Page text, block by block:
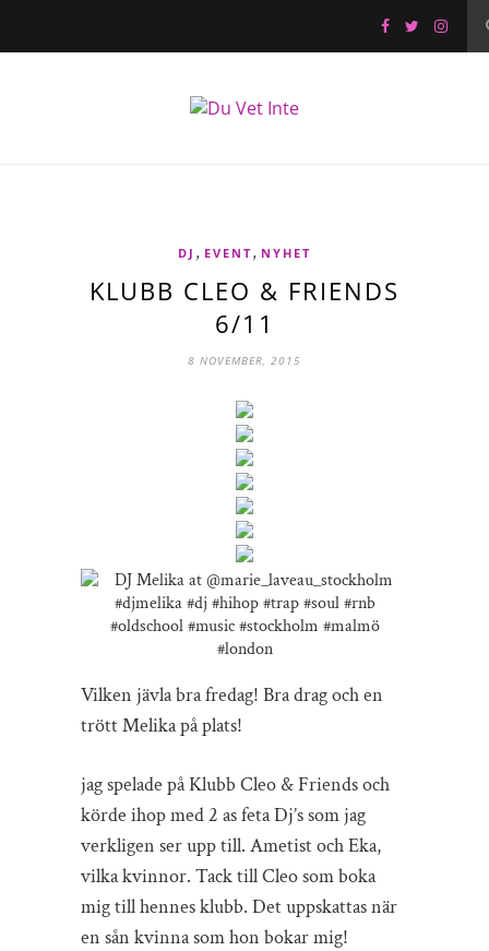
DJ , EVENT, NYHET
KLUBB CLEO & FRIENDS
6/11
8 NOVEMBER, 2015
Vilken jävla bra fredag! Bra drag och en
trött Melika på plats!
jag spelade på Klubb Cleo & Friends och
körde ihop med 2 as feta Dj’s som jag
verkligen ser upp till. Ametist och Eka,
vilka kvinnor. Tack till Cleo som boka
mig till hennes klubb. Det uppskattas när
en sån kvinna som hon bokar mig!